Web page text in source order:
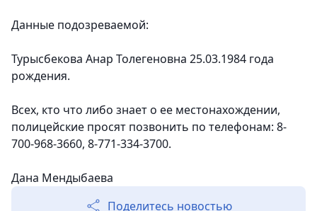
Данные подозреваемой:
Турысбекова Анар Толегеновна 25.03.1984 года
рождения.
Всех, кто что либо знает о ее местонахождении,
полицейские просят позвонить по телефонам: 8-
700-968-3660, 8-771-334-3700.
Дана Мендыбаева
Поделитесь новостью